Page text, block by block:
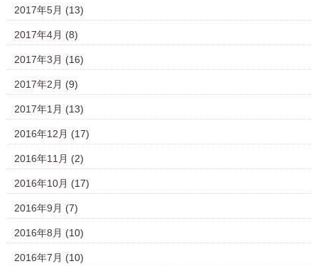
2017年5月 (13)
2017年4月 (8)
2017年3月 (16)
2017年2月 (9)
2017年1月 (13)
2016年12月 (17)
2016年11月 (2)
2016年10月 (17)
2016年9月 (7)
2016年8月 (10)
2016年7月 (10)